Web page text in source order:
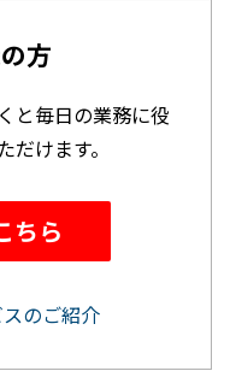
方
と毎日の業務に役
けます。
ちら
のご紹介